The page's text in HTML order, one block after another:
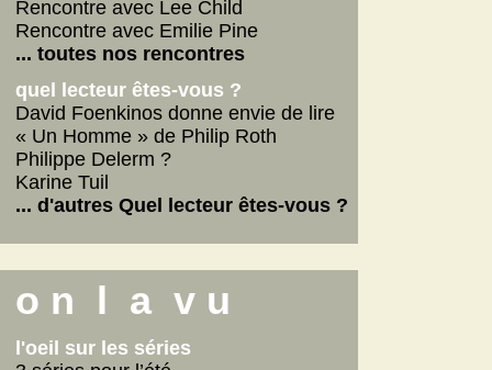
Rencontre avec Lee Child
Rencontre avec Emilie Pine
... toutes nos rencontres
quel lecteur êtes-vous ?
David Foenkinos donne envie de lire
« Un Homme » de Philip Roth
Philippe Delerm ?
Karine Tuil
... d'autres Quel lecteur êtes-vous ?
o n l a v u
l'oeil sur les séries